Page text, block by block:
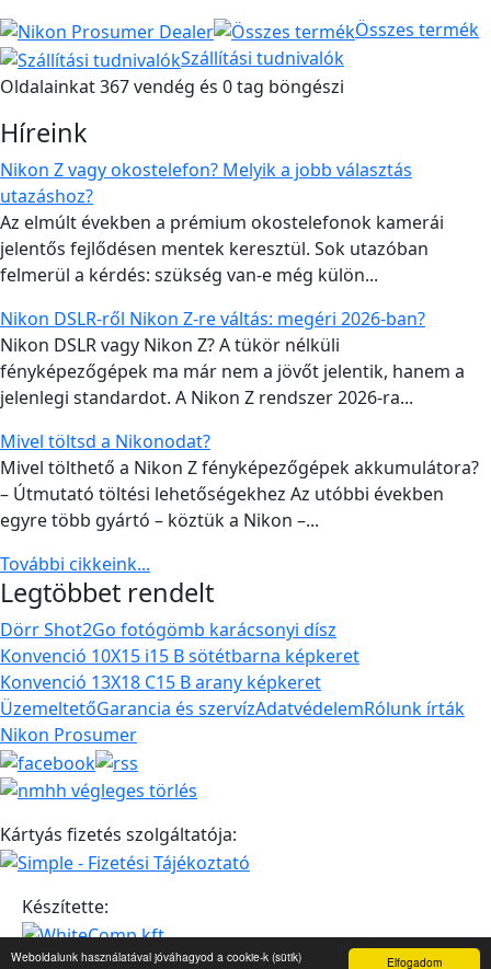
Elfogadom
Weboldalunk használatával jóváhagyod a cookie-k (sütik)
Összes termék
Szállítási tudnivalók
Oldalainkat 367 vendég és 0 tag böngészi
Híreink
Nikon Z vagy okostelefon? Melyik a jobb választás
utazáshoz?
Az elmúlt években a prémium okostelefonok kamerái
jelentős fejlődésen mentek keresztül. Sok utazóban
felmerül a kérdés: szükség van-e még külön...
Nikon DSLR-ről Nikon Z-re váltás: megéri 2026-ban?
Nikon DSLR vagy Nikon Z? A tükör nélküli
fényképezőgépek ma már nem a jövőt jelentik, hanem a
jelenlegi standardot. A Nikon Z rendszer 2026-ra...
Mivel töltsd a Nikonodat?
Mivel tölthető a Nikon Z fényképezőgépek akkumulátora?
– Útmutató töltési lehetőségekhez Az utóbbi években
egyre több gyártó – köztük a Nikon –...
További cikkeink...
Legtöbbet rendelt
Dörr Shot2Go fotógömb karácsonyi dísz
Konvenció 10X15 i15 B sötétbarna képkeret
Konvenció 13X18 C15 B arany képkeret
ÜzemeltetőGarancia és szervízAdatvédelemRólunk írták
Nikon Prosumer
Kártyás fizetés szolgáltatója:
Készítette: